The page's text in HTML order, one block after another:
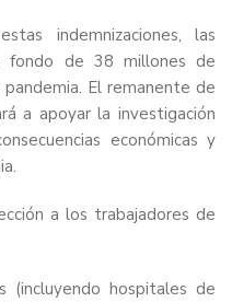
indemnizaciones, las
fondo de 38 millones de
El remanente de
a apoyar la investigación
económicas y
a los trabajadores de
(incluyendo hospitales de